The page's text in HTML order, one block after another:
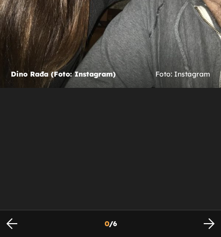
Dino Rađa (Foto: Instagram) Foto: Instagram
0/6